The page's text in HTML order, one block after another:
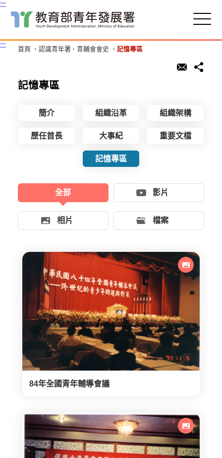
主
要
塊
:::
::: 首頁 認識青年署 青輔會會史 記憶專區
記憶專區
簡介 組織沿革 組織架構
歷任首長 大事紀 重要文檔
記憶專區
全部 影片
相片 檔案
84年全國青年輔導會議